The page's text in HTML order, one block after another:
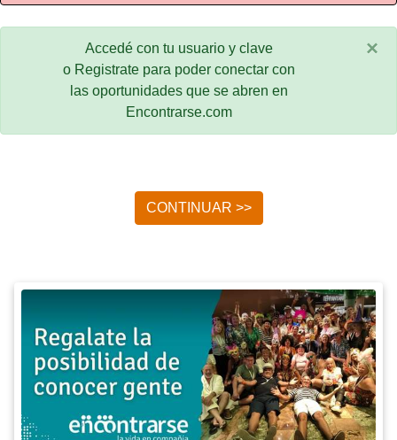
Accedé con tu usuario y clave
o Registrate para poder conectar con
las oportunidades que se abren en
Encontrarse.com
×
CONTINUAR >>